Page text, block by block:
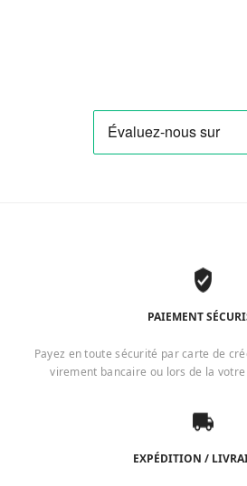
PAIEMENT
Payez en toute sécurité par carte de
virement bancaire ou lors de la
EXPÉDITION /